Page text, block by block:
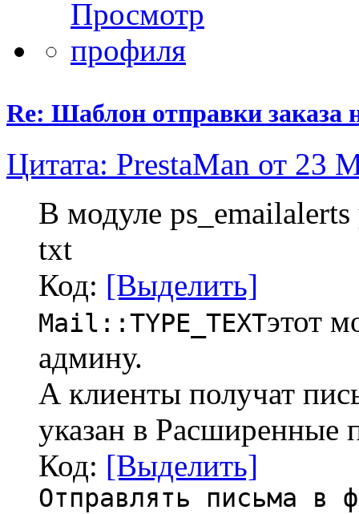
Re: Шаблон отправки заказа
Цитата: PrestaMan от 23
В модуле
txt
Код: [Выделить]
Mail::TYPE_TEXTэтот
админу.
А клиенты получат
указан в Расширенные
Код: [Выделить]
Отправлять письма в